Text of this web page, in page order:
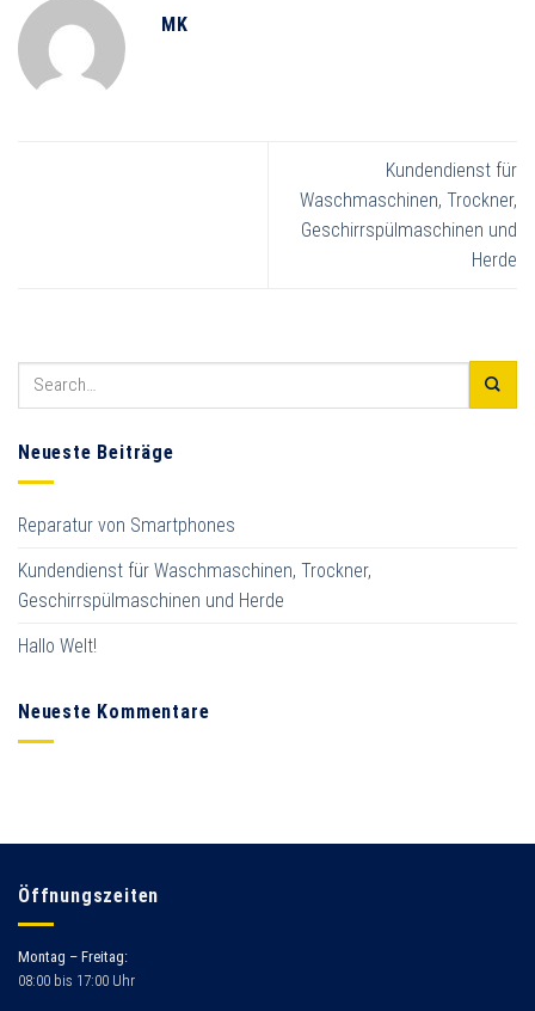
MK
Kundendienst für
Waschmaschinen, Trockner,
Geschirrspülmaschinen und
Herde
Neueste Beiträge
Reparatur von Smartphones
Kundendienst für Waschmaschinen, Trockner,
Geschirrspülmaschinen und Herde
Hallo Welt!
Neueste Kommentare
Öffnungszeiten
Montag – Freitag:
08:00 bis 17:00 Uhr